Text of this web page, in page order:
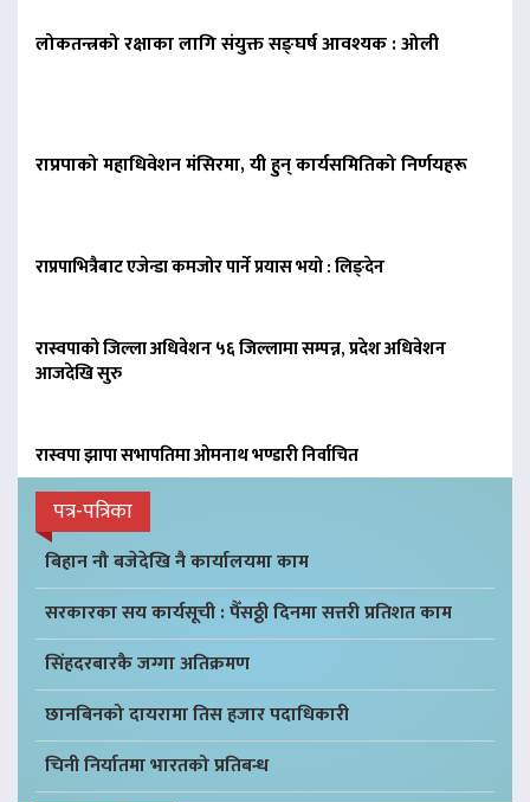
लोकतन्त्रको रक्षाका लागि संयुक्त सङ्घर्ष आवश्यक : ओली
राप्रपाको महाधिवेशन मंसिरमा, यी हुन् कार्यसमितिको निर्णयहरू
राप्रपाभित्रैबाट एजेन्डा कमजोर पार्ने प्रयास भयो : लिङ्देन
रास्वपाको जिल्ला अधिवेशन ५६ जिल्लामा सम्पन्न, प्रदेश अधिवेशन
आजदेखि सुरु
रास्वपा झापा सभापतिमा ओमनाथ भण्डारी निर्वाचित
पत्र-पत्रिका
बिहान नौ बजेदेखि नै कार्यालयमा काम
सरकारका सय कार्यसूची : पैँसठ्ठी दिनमा सत्तरी प्रतिशत काम
सिंहदरबारकै जग्गा अतिक्रमण
छानबिनको दायरामा तिस हजार पदाधिकारी
चिनी निर्यातमा भारतको प्रतिबन्ध